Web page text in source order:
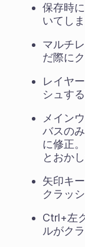
保存時
いてし
マルチ
だ際に
レイヤ
シュす
メイン
バスの
に修正
とおか
矢印キ
クラッ
Ctrl+左
ルがク